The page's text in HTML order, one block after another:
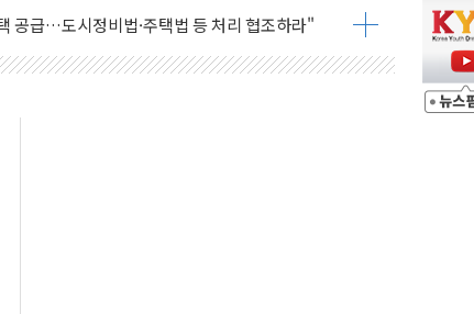
공급…도시정비법·주택법 등 처리 협조하라"
한순간도 흔들려선 안돼"
조 돌파…증시 급락에 업계 1위
란으로 훼손된 軍 신뢰 회복해야"
확장으로 성장동력 확보
금 내걸고 확보 전쟁